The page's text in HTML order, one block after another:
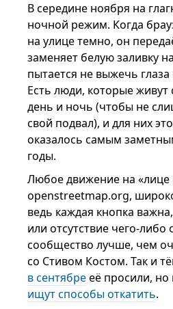
В середине ноября на
ночной режим. Когда
на улице темно, он
заменяет белую заливку
пытается не выжечь
Есть люди, которые
день и ночь (чтобы не
свой подвал), и для них
оказалось самым
годы.
Любое движение на «лице
openstreetmap.org,
ведь каждая кнопка
или отсутствие чего-
сообщество лучше, чем
со Стивом Костом. Так и
в сентябрееё просили,
ищут способы откатить.